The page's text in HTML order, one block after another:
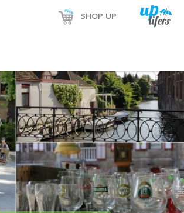
Reklamı Göster
Reklamı Gizle
SHOP UP